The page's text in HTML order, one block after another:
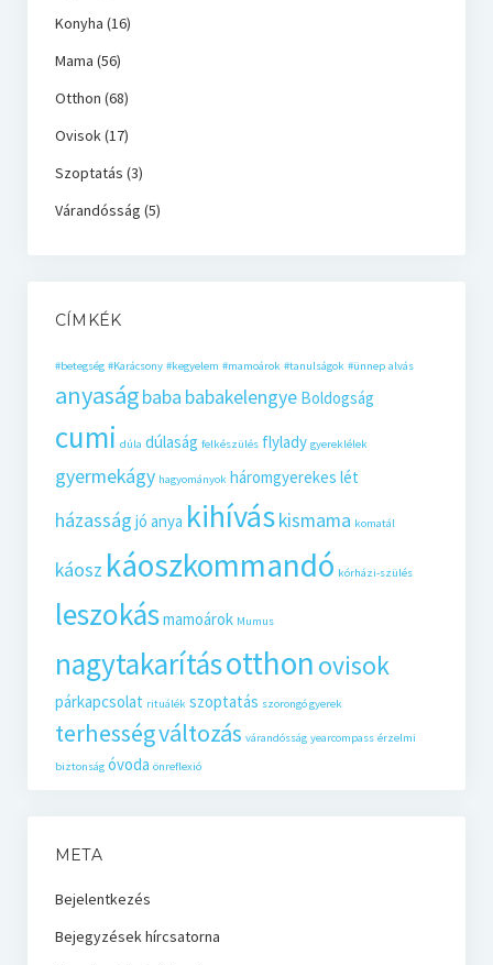
Konyha (16)
Mama (56)
Otthon (68)
Ovisok(17)
Szoptatás (3)
Várandósság (5)
CÍMKÉK
#betegség #Karácsony #kegyelem #mamoárok #tanulságok #ünnep alvás
anyaságbaba babakelengye Boldogság
cumi dúla dúlaság felkészülés flylady gyereklélek
gyermekágy hagyományok háromgyerekes lét
házasság jó anya kihíváskismama komatál
káosz káoszkommandó kórházi-szülés
leszokásmamoárok Mumus
nagytakarításotthon ovisok
párkapcsolat rituálék szoptatás szorongó gyerek
terhességváltozás várandósság yearcompass érzelmi
biztonság óvoda önreflexió
META
Bejelentkezés
Bejegyzések hírcsatorna